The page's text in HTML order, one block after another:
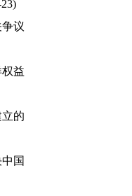
议
益
的
国